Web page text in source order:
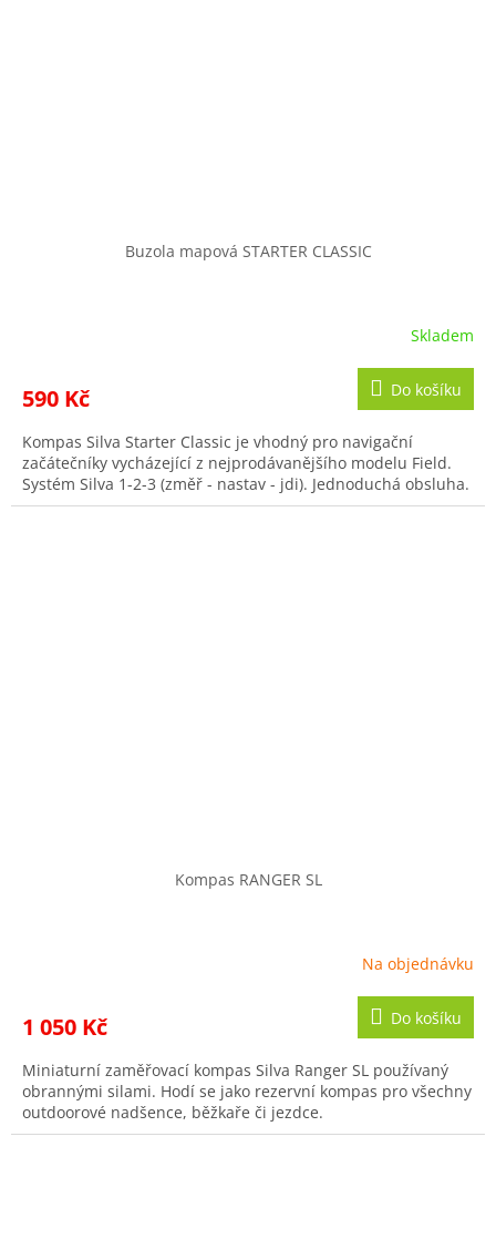
Buzola mapová STARTER CLASSIC
Skladem
590 Kč Do košíku
Kompas Silva Starter Classic je vhodný pro navigační
začátečníky vycházející z nejprodávanějšího modelu Field.
Systém Silva 1-2-3 (změř - nastav - jdi). Jednoduchá obsluha.
Kompas RANGER SL
Na objednávku
1 050 Kč Do košíku
Miniaturní zaměřovací kompas Silva Ranger SL používaný
obrannými silami. Hodí se jako rezervní kompas pro všechny
outdoorové nadšence, běžkaře či jezdce.